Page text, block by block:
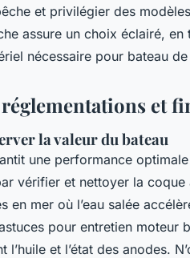
et privilégier des
assure un choix éclairé, en
nécessaire pour bateau
et
la valeur du bateau
une performance
vérifier et nettoyer la coque
mer où l’eau salée
pour entretien moteur
et l’état des anodes.